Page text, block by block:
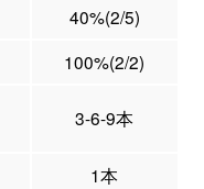
40%(2/5)
100%(2/2)
3-6-9本
1本